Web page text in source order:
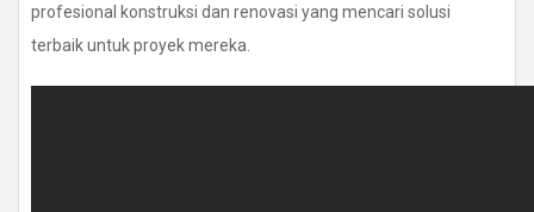
profesional konstruksi dan renovasi yang mencari solusi
terbaik untuk proyek mereka.